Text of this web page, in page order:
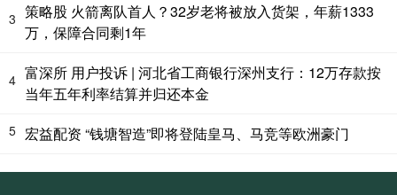
3 策略股 火箭离队首人？32岁老将被放入货架，年薪1333
万，保障合同剩1年
4 富深所 用户投诉 | 河北省工商银行深州支行：12万存款按
当年五年利率结算并归还本金
5 宏益配资 “钱塘智造”即将登陆皇马、马竞等欧洲豪门